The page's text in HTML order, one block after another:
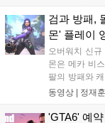
하는 몰입감
새로운 가능성
검과 방패,
몬' 플레이
오버워치 신
몬은 메카 비
팔의 방패와
참격 형태의
산의 영웅들
동영상 | 정재훈
'GTA6' 예